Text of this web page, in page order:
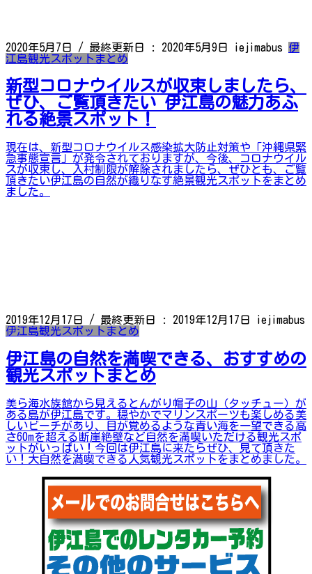
2020年5月7日 / 最終更新日 : 2020年5月9日 iejimabus
伊
江島観光スポットまとめ
新型コロナウイルスが収束しましたら、
ぜひ、ご覧頂きたい 伊江島の魅力あふ
れる絶景スポット！
現在は、新型コロナウイルス感染拡大防止対策や「沖縄県緊
急事態宣言」が発令されておりますが、今後、コロナウイル
スが収束し、入村制限が解除されましたら、ぜひとも、ご覧
頂きたい伊江島の自然が織りなす絶景観光スポットをまとめ
ました。
2019年12月17日 / 最終更新日 : 2019年12月17日
iejimabus
伊江島観光スポットまとめ
伊江島の自然を満喫できる、おすすめの
観光スポットまとめ
美ら海水族館から見えるとんがり帽子の山（タッチュー）が
ある島が伊江島です。穏やかでマリンスポーツも楽しめる美
しいビーチがあり、目が覚めるような青い海を一望できる高
さ60mを超える断崖絶壁など自然を満喫いただける観光スポ
ットがいっぱい！今回は伊江島に来たらぜひ、見て頂きた
い！大自然を満喫できる人気観光スポットをまとめました。